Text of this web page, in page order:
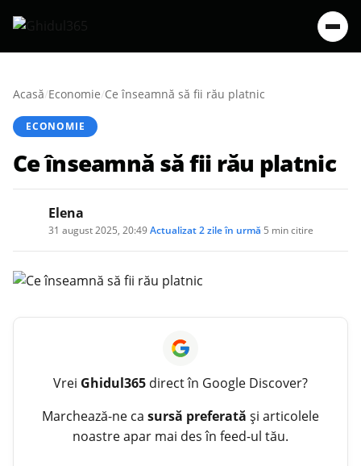
Acasă/Economie/Ce înseamnă să fii rău platnic
ECONOMIE
Ce înseamnă să fii rău platnic
Elena
31 august 2025, 20:49Actualizat2 zile în urmă 5 min citire
Vrei Ghidul365 direct în Google Discover?
Marchează-ne ca sursă preferată și articolele
noastre apar mai des în feed-ul tău.